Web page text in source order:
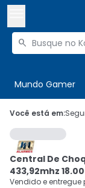
Buscar

Mundo Gamer
 Olá.

Cupons
Você está em:
Central De
433,92mhz
Vendido e entregue